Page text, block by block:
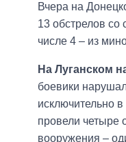
Вчера на
13 обстрелов со
числе 4 – из
На Луганском
боевики
исключительно
провели четыре
вооружения –